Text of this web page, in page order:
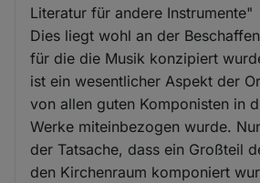
Literatur für andere Instrumente"
Dies liegt wohl an der
für die die Musik konzipiert
ist ein wesentlicher Aspekt der
von allen guten Komponisten in
Werke miteinbezogen wurde.
der Tatsache, dass ein Großteil
den Kirchenraum komponiert